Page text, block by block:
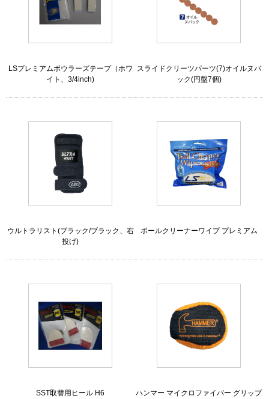
LSプレミアムボウラーズテープ（ホワ
イト、3/4inch)
スライドクリーツパーツ(7)オイルヌバ
ック(円盤7個)
ウルトラリスト(ブラック/ブラック、右
投げ)
ボールクリーナーワイプ プレミアム
SST取替用ヒール H6
ハンマー マイクロファイバー グリップ